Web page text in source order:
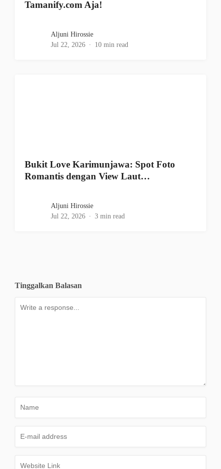
Tamanify.com Aja!
Aljuni Hirossie
Jul 22, 2026
10 min read
Bukit Love Karimunjawa: Spot Foto
Romantis dengan View Laut…
Aljuni Hirossie
Jul 22, 2026
3 min read
Tinggalkan Balasan